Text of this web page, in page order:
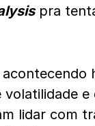
pra
lidar com